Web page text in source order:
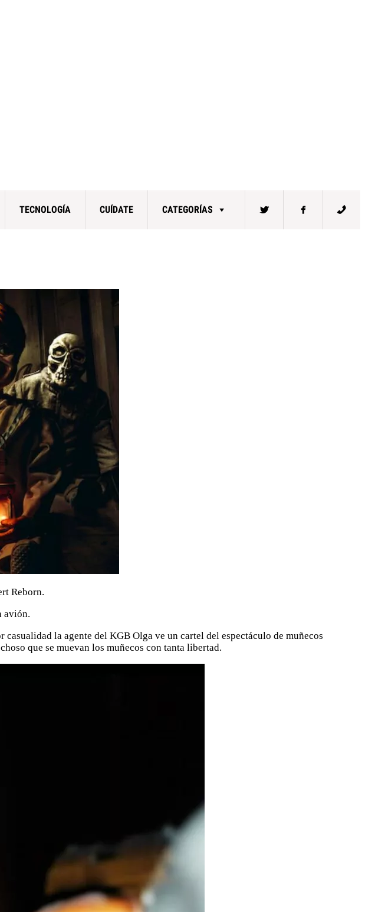
TECNOLOGÍA CUÍDATE CATEGORÍAS
Reborn.
avión.
la agente del KGB Olga ve un cartel del espectáculo de muñecos
que se muevan los muñecos con tanta libertad.